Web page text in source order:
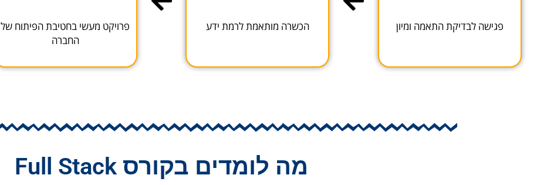
פגישה לבדיקת התאמה ומיון הכשרה מותאמת לרמת ידע
פרויקט מעשי בחטיבת הפיתוח של
החברה
מה לומדים בקורס Full Stack​